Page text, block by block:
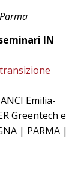
IN
Emilia-
Greentech e
| PARMA |